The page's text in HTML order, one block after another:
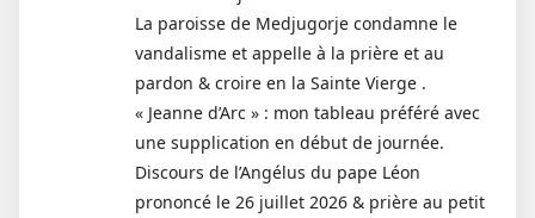
La paroisse de Medjugorje condamne le
vandalisme et appelle à la prière et au
pardon & croire en la Sainte Vierge .
« Jeanne d’Arc » : mon tableau préféré avec
une supplication en début de journée.
Discours de l’Angélus du pape Léon
prononcé le 26 juillet 2026 & prière au petit